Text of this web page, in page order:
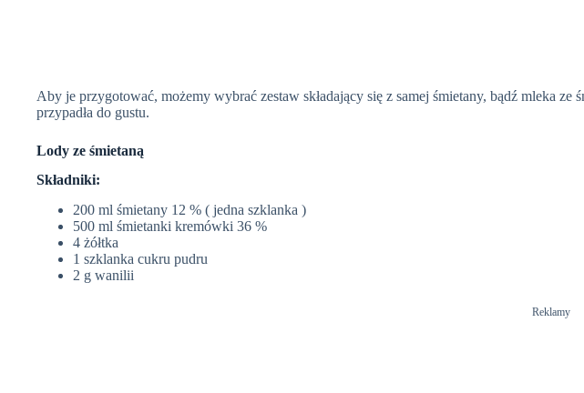
Aby je przygotować, możemy wybrać zestaw składający się z samej śmietany, bądź mleka
przypadła do gustu.
Lody ze śmietaną
Składniki:
200 ml śmietany 12 % ( jedna szklanka )
500 ml śmietanki kremówki 36 %
4 żółtka
1 szklanka cukru pudru
2 g wanilii
Reklamy